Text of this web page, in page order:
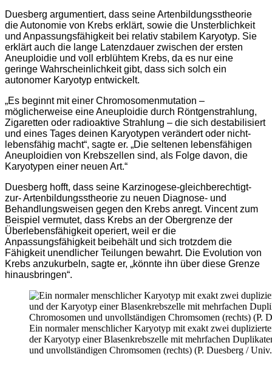
Duesberg argumentiert, dass seine Artenbildungsstheorie
die Autonomie von Krebs erklärt, sowie die Unsterblichkeit
und Anpassungsfähigkeit bei relativ stabilem Karyotyp. Sie
erklärt auch die lange Latenzdauer zwischen der ersten
Aneuploidie und voll erblühtem Krebs, da es nur eine
geringe Wahrscheinlichkeit gibt, dass sich solch ein
autonomer Karyotyp entwickelt.
„Es beginnt mit einer Chromosomenmutation –
möglicherweise eine Aneuploidie durch Röntgenstrahlung,
Zigaretten oder radioaktive Strahlung – die sich destabilisiert
und eines Tages deinen Karyotypen verändert oder nicht-
lebensfähig macht“, sagte er. „Die seltenen lebensfähigen
Aneuploidien von Krebszellen sind, als Folge davon, die
Karyotypen einer neuen Art.“
Duesberg hofft, dass seine Karzinogese-gleichberechtigt-
zur- Artenbildungsstheorie zu neuen Diagnose- und
Behandlungsweisen gegen den Krebs anregt. Vincent zum
Beispiel vermutet, dass Krebs an der Obergrenze der
Überlebensfähigkeit operiert, weil er die
Anpassungsfähigkeit beibehält und sich trotzdem die
Fähigkeit unendlicher Teilungen bewahrt. Die Evolution von
Krebs anzukurbeln, sagte er, „könnte ihn über diese Grenze
hinausbringen“.
Ein normaler menschlicher Karyotyp mit exakt zwei
der Karyotyp einer Blasenkrebszelle mit mehrfachen
und unvollständigen Chromsomen (rechts) (P. Duesberg /